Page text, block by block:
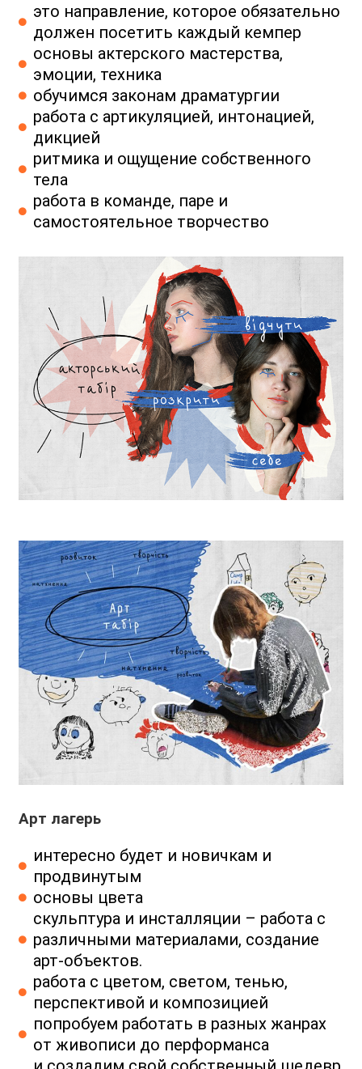
это направление, которое обязательно
должен посетить каждый кемпер
основы актерского мастерства,
эмоции, техника
обучимся законам драматургии
работа с артикуляцией, интонацией,
дикцией
ритмика и ощущение собственного
тела
работа в команде, паре и
самостоятельное творчество
Арт лагерь
интересно будет и новичкам и
продвинутым
основы цвета
скульптура и инсталляции – работа с
различными материалами, создание
арт-объектов.
работа с цветом, светом, тенью,
перспективой и композицией
попробуем работать в разных жанрах
от живописи до перформанса